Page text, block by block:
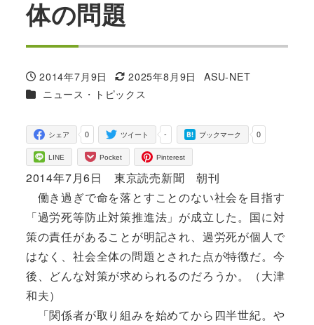
体の問題
投稿日
2014年7月9日
更新日
2025年8月9日
著
ASU-NET
カテゴリー
ニュース・トピックス
0
シェア -
ツイート 0
ブックマーク
LINE Pocket Pinterest
2014年7月6日 東京読売新聞 朝刊
働き過ぎで命を落とすことのない社会を目指す
「過労死等防止対策推進法」が成立した。国に対
策の責任があることが明記され、過労死が個人で
はなく、社会全体の問題とされた点が特徴だ。今
後、どんな対策が求められるのだろうか。（大津
和夫）
「関係者が取り組みを始めてから四半世紀。や